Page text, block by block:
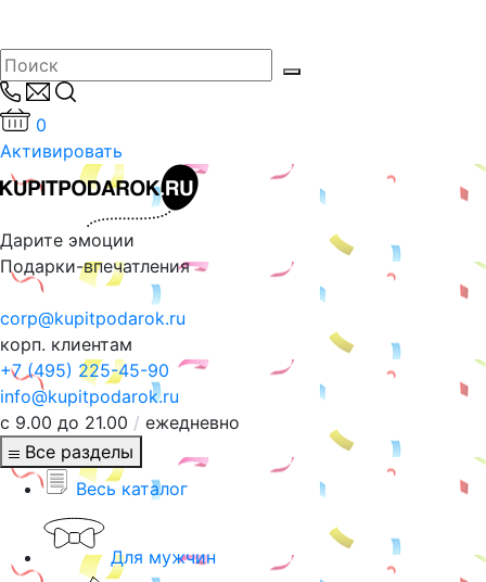
0
Активировать
Дарите эмоции
Подарки-впечатления
corp@kupitpodarok.ru
корп. клиентам
+7 (495) 225-45-90
info@kupitpodarok.ru
с 9.00 до 21.00 / ежедневно
Все разделы
Весь каталог
Для мужчин